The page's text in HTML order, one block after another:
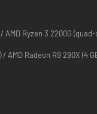
villages déserts,
usines au bord de la
dans le silence sur une
et d'ex-soldats
Des nomades
de jour... Même
préférable de
Ryzen 3 2200G
/ AMD Radeon R9 290X (4